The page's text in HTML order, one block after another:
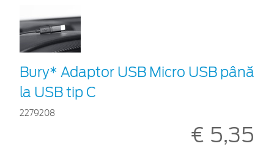
Bury* Adaptor USB Micro USB până
la USB tip C
2279208
€ 5,35